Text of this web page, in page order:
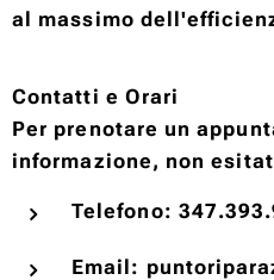
al massimo
Contatti e Orari
Per prenotare un
informazione, non
Telefono:
Email: